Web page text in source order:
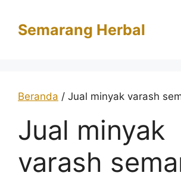
Semarang Herbal
Beranda / Jual minyak varash
Jual minyak
varash